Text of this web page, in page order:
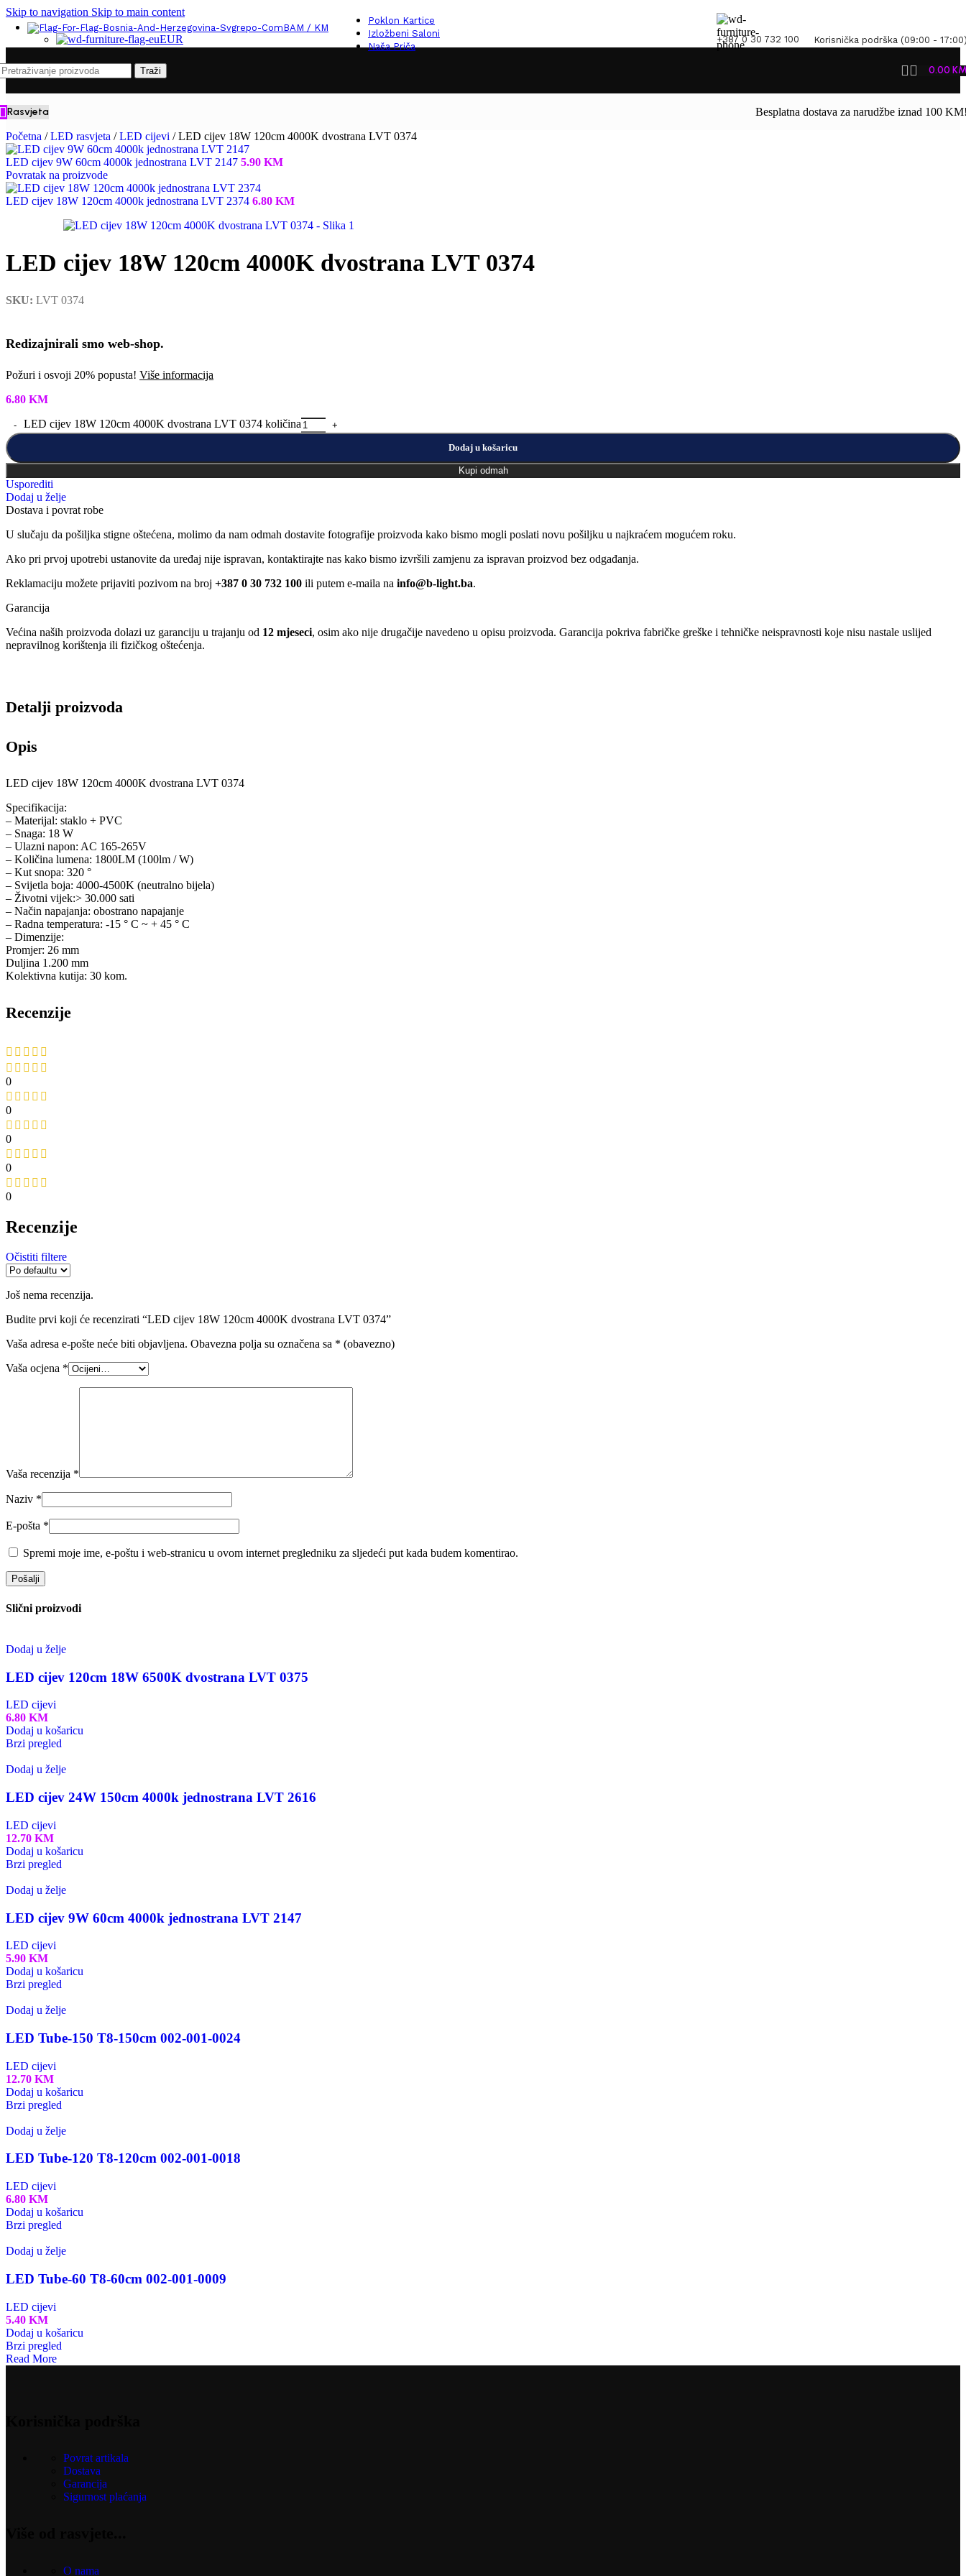
Skip to navigation Skip to main content
BAM / KM
EUR
Poklon Kartice
Izložbeni Saloni
Naša Priča
+387 0 30 732 100 Korisnička podrška (09:00 -
Traži 0.00
Rasvjeta Besplatna dostava za narudžbe iznad 100
Početna / LED rasvjeta / LED cijevi / LED cijev 18W 120cm 4000K dvostrana LVT 0374
LED cijev 9W 60cm 4000k jednostrana LVT 2147 5.90 KM
Povratak na proizvode
LED cijev 18W 120cm 4000k jednostrana LVT 2374 6.80 KM
LED cijev 18W 120cm 4000K dvostrana LVT 0374
SKU: LVT 0374
Redizajnirali smo web-shop.
Požuri i osvoji 20% popusta! Više informacija
6.80 KM
LED cijev 18W 120cm 4000K dvostrana LVT 0374 količina
Dodaj u košaricu
Kupi odmah
Usporediti
Dodaj u želje
Dostava i povrat robe
U slučaju da pošiljka stigne oštećena, molimo da nam odmah dostavite fotografije proizvoda kako bismo mogli poslati novu pošiljku u najkraćem mogućem roku.
Ako pri prvoj upotrebi ustanovite da uređaj nije ispravan, kontaktirajte nas kako bismo izvršili zamjenu za ispravan proizvod bez odgađanja.
Reklamaciju možete prijaviti pozivom na broj +387 0 30 732 100 ili putem e-maila na info@b-light.ba.
Garancija
Većina naših proizvoda dolazi uz garanciju u trajanju od 12 mjeseci, osim ako nije drugačije navedeno u opisu proizvoda. Garancija pokriva fabričke greške i tehničke neispravnosti koje nisu nastale uslijed
nepravilnog korištenja ili fizičkog oštećenja.
Detalji proizvoda
Opis
LED cijev 18W 120cm 4000K dvostrana LVT 0374
Specifikacija:
– Materijal: staklo + PVC
– Snaga: 18 W
– Ulazni napon: AC 165-265V
– Količina lumena: 1800LM (100lm / W)
– Kut snopa: 320 °
– Svijetla boja: 4000-4500K (neutralno bijela)
– Životni vijek:> 30.000 sati
– Način napajanja: obostrano napajanje
– Radna temperatura: -15 ° C ~ + 45 ° C
– Dimenzije:
Promjer: 26 mm
Duljina 1.200 mm
Kolektivna kutija: 30 kom.
Recenzije
0
0
0
0
0
Recenzije
Očistiti filtere
Još nema recenzija.
Budite prvi koji će recenzirati “LED cijev 18W 120cm 4000K dvostrana LVT 0374”
Vaša adresa e-pošte neće biti objavljena. Obavezna polja su označena sa * (obavezno)
Vaša ocjena *
Vaša recenzija *
Naziv *
E-pošta *
Spremi moje ime, e-poštu i web-stranicu u ovom internet pregledniku za sljedeći put kada budem komentirao.
Slični proizvodi
Dodaj u želje
LED cijev 120cm 18W 6500K dvostrana LVT 0375
LED cijevi
6.80 KM
Dodaj u košaricu
Brzi pregled
Dodaj u želje
LED cijev 24W 150cm 4000k jednostrana LVT 2616
LED cijevi
12.70 KM
Dodaj u košaricu
Brzi pregled
Dodaj u želje
LED cijev 9W 60cm 4000k jednostrana LVT 2147
LED cijevi
5.90 KM
Dodaj u košaricu
Brzi pregled
Dodaj u želje
LED Tube-150 T8-150cm 002-001-0024
LED cijevi
12.70 KM
Dodaj u košaricu
Brzi pregled
Dodaj u želje
LED Tube-120 T8-120cm 002-001-0018
LED cijevi
6.80 KM
Dodaj u košaricu
Brzi pregled
Dodaj u želje
LED Tube-60 T8-60cm 002-001-0009
LED cijevi
5.40 KM
Dodaj u košaricu
Brzi pregled
Read More
Povrat artikala
Dostava
Garancija
Sigurnost plaćanja
O nama